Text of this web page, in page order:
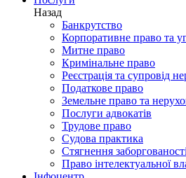
Назад
Банкрутство
Корпоративне право та
Митне право
Кримінальне право
Реєстрація та супровід
Податкове право
Земельне право та
Послуги адвокатів
Трудове право
Судова практика
Стягнення заборгованості
Право інтелектуальної